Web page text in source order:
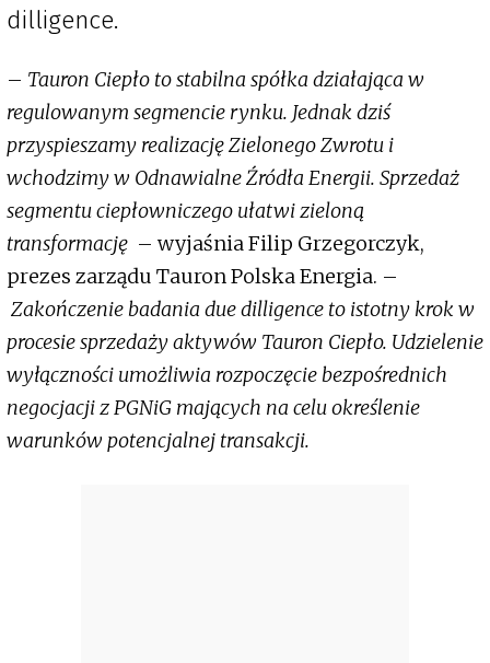
dilligence.
– Tauron Ciepło to stabilna spółka działająca w
regulowanym segmencie rynku. Jednak dziś
przyspieszamy realizację Zielonego Zwrotu i
wchodzimy w Odnawialne Źródła Energii. Sprzedaż
segmentu ciepłowniczego ułatwi zieloną
transformację – wyjaśnia Filip Grzegorczyk,
prezes zarządu Tauron Polska Energia. –
Zakończenie badania due dilligence to istotny krok w
procesie sprzedaży aktywów Tauron Ciepło. Udzielenie
wyłączności umożliwia rozpoczęcie bezpośrednich
negocjacji z PGNiG mających na celu określenie
warunków potencjalnej transakcji.